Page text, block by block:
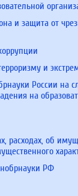
и защита от
и
России на
на
расходах, об
РФ